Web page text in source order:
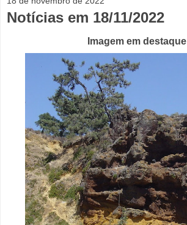
Notícias em 18/11/2022
Imagem em destaque